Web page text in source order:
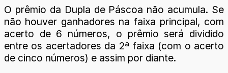
O prêmio da Dupla de Páscoa não acumula. Se
não houver ganhadores na faixa principal, com
acerto de 6 números, o prêmio será dividido
entre os acertadores da 2ª faixa (com o acerto
de cinco números) e assim por diante.